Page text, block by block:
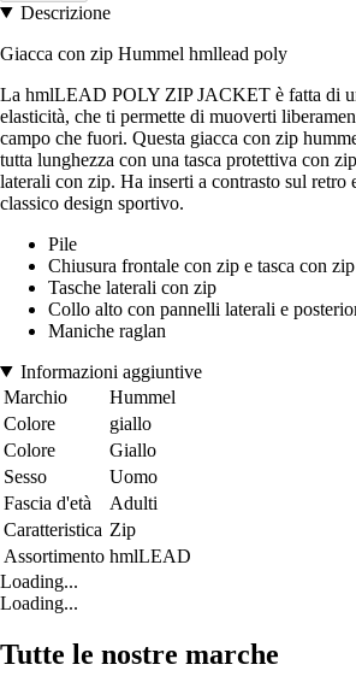
Descrizione
Giacca con zip Hummel hmllead poly
La hmlLEAD POLY ZIP JACKET è fatta di
elasticità, che ti permette di muoverti
campo che fuori. Questa giacca con zip
tutta lunghezza con una tasca protettiva con
laterali con zip. Ha inserti a contrasto sul retro
classico design sportivo.
Pile
Chiusura frontale con zip e tasca con zip
Tasche laterali con zip
Collo alto con pannelli laterali e
Maniche raglan
Informazioni aggiuntive
Marchio
Hummel
Colore
giallo
Colore
Giallo
Sesso
Uomo
Fascia d'età
Adulti
Caratteristica Zip
Assortimento hmlLEAD
Loading...
Loading...
Tutte le nostre marche